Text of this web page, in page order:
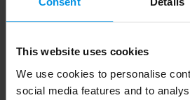
This website uses cookies
We use cookies to personalise
social media features and to
Afmeting 6,6 x 5,1 cm
Hoogte 5.1 cm